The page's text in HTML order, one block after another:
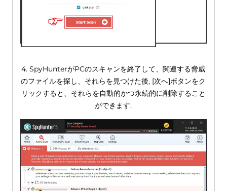
4. SpyHunterがPCのスキャンを終了して、関連する脅威
のファイルを探し、それらを見つけた後, [次へ]ボタンをク
リックすると、それらを自動的かつ永続的に削除すること
ができます.